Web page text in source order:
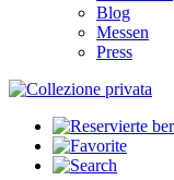
Blog
Messen
Press